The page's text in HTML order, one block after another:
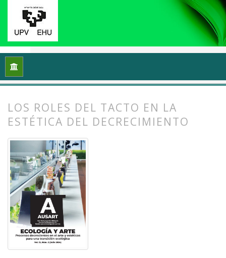
Inicio
LOS ROLES DEL TACTO EN LA
ESTÉTICA DEL DECRECIMIENTO